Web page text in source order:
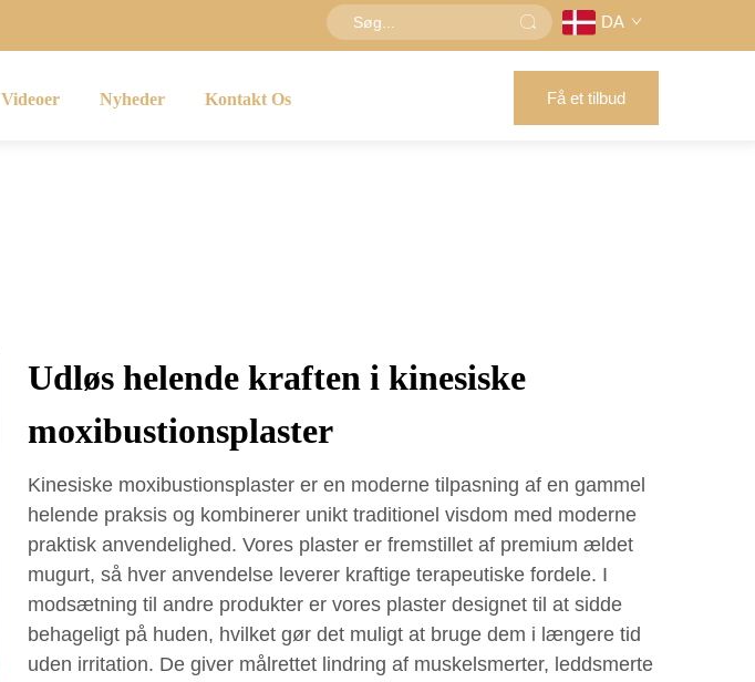
DA
Videoer Nyheder Kontakt Os Få et tilbud
Udløs helende kraften i kinesiske
moxibustionsplaster
Kinesiske moxibustionsplaster er en moderne tilpasning af en gammel
helende praksis og kombinerer unikt traditionel visdom med moderne
praktisk anvendelighed. Vores plaster er fremstillet af premium ældet
mugurt, så hver anvendelse leverer kraftige terapeutiske fordele. I
modsætning til andre produkter er vores plaster designet til at sidde
behageligt på huden, hvilket gør det muligt at bruge dem i længere tid
uden irritation. De giver målrettet lindring af muskelsmerter, leddsmerte